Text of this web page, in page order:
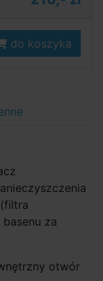
do koszyka
za
otwór